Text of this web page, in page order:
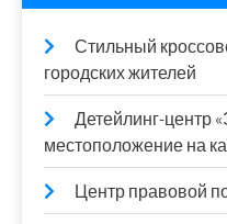
Стильный
городских жителей
Детейлинг-центр
местоположение на
Центр правовой